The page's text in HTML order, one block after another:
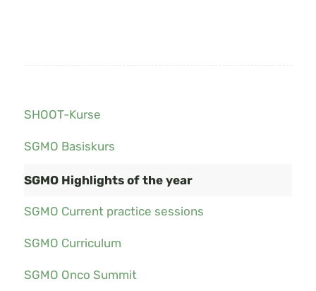
SHOOT-Kurse
SGMO Basiskurs
SGMO Highlights of the year
SGMO Current practice sessions
SGMO Curriculum
SGMO Onco Summit